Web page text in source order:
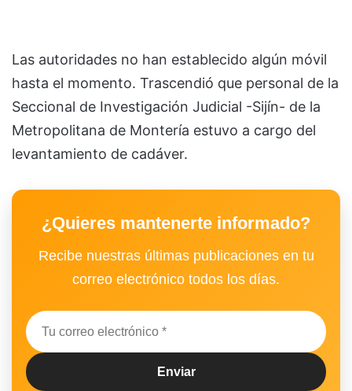
Las autoridades no han establecido algún móvil
hasta el momento. Trascendió que personal de la
Seccional de Investigación Judicial -Sijín- de la
Metropolitana de Montería estuvo a cargo del
levantamiento de cadáver.
¿Quieres mantenerte informado?
Recibe nuestras últimas publicaciones en tu
correo electrónico todos los días.